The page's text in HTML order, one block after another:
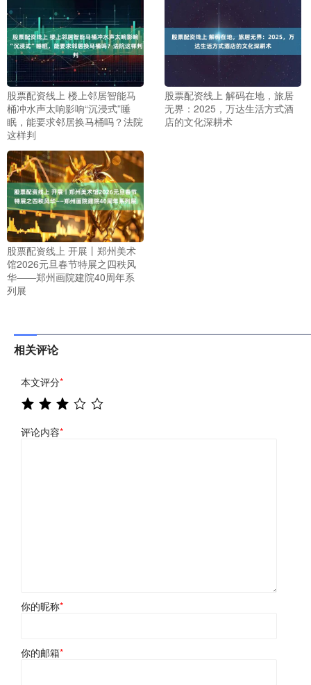
股票配资线上 楼上邻居智能马
桶冲水声太响影响“沉浸式”睡
眠，能要求邻居换马桶吗？法院
这样判
股票配资线上 解码在地，旅居
无界：2025，万达生活方式酒
店的文化深耕术
股票配资线上 开展丨郑州美术
馆2026元旦春节特展之四秩风
华——郑州画院建院40周年系
列展
相关评论
本文评分*
评论内容*
你的昵称*
你的邮箱*